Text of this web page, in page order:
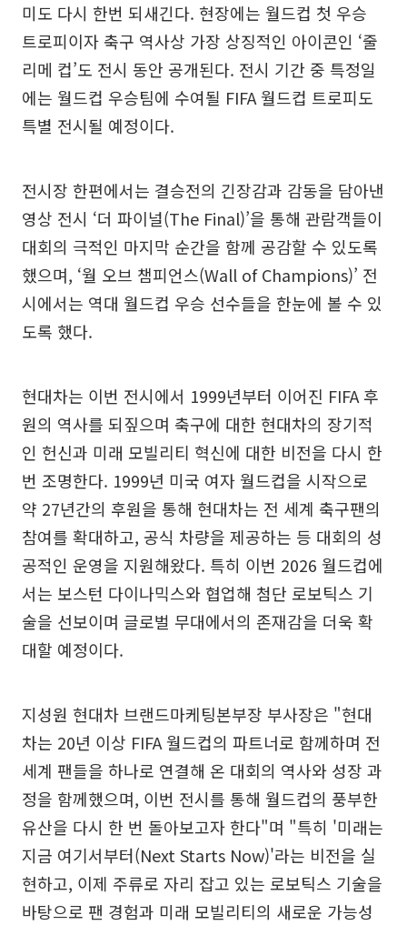
미도 다시 한번 되새긴다. 현장에는 월드컵 첫 우승
트로피이자 축구 역사상 가장 상징적인 아이콘인 ‘줄
리메 컵’도 전시 동안 공개된다. 전시 기간 중 특정일
에는 월드컵 우승팀에 수여될 FIFA 월드컵 트로피도
특별 전시될 예정이다.
전시장 한편에서는 결승전의 긴장감과 감동을 담아낸
영상 전시 ‘더 파이널(The Final)’을 통해 관람객들이
대회의 극적인 마지막 순간을 함께 공감할 수 있도록
했으며, ‘월 오브 챔피언스(Wall of Champions)’ 전
시에서는 역대 월드컵 우승 선수들을 한눈에 볼 수 있
도록 했다.
현대차는 이번 전시에서 1999년부터 이어진 FIFA 후
원의 역사를 되짚으며 축구에 대한 현대차의 장기적
인 헌신과 미래 모빌리티 혁신에 대한 비전을 다시 한
번 조명한다. 1999년 미국 여자 월드컵을 시작으로
약 27년간의 후원을 통해 현대차는 전 세계 축구팬의
참여를 확대하고, 공식 차량을 제공하는 등 대회의 성
공적인 운영을 지원해왔다. 특히 이번 2026 월드컵에
서는 보스턴 다이나믹스와 협업해 첨단 로보틱스 기
술을 선보이며 글로벌 무대에서의 존재감을 더욱 확
대할 예정이다.
지성원 현대차 브랜드마케팅본부장 부사장은 "현대
차는 20년 이상 FIFA 월드컵의 파트너로 함께하며 전
세계 팬들을 하나로 연결해 온 대회의 역사와 성장 과
정을 함께했으며, 이번 전시를 통해 월드컵의 풍부한
유산을 다시 한 번 돌아보고자 한다"며 "특히 '미래는
지금 여기서부터(Next Starts Now)'라는 비전을 실
현하고, 이제 주류로 자리 잡고 있는 로보틱스 기술을
바탕으로 팬 경험과 미래 모빌리티의 새로운 가능성